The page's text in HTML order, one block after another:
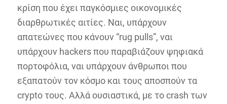
κρίση που έχει παγκόσμιες οικονομικές
διαρθρωτικές αιτίες. Ναι, υπάρχουν
απατεώνες που κάνουν “rug pulls”, ναι
υπάρχουν hackers που παραβιάζουν ψηφιακά
πορτοφόλια, ναι υπάρχουν άνθρωποι που
εξαπατούν τον κόσμο και τους αποσπούν τα
crypto τους. Αλλά ουσιαστικά, με το crash των